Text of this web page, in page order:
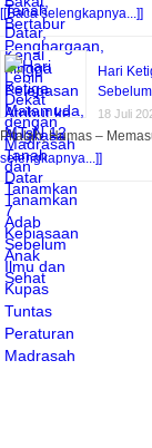
[[Baca selengkapnya...]]
Hari
18 Juli
Pitalah, Humas –
selengkapnya...]]